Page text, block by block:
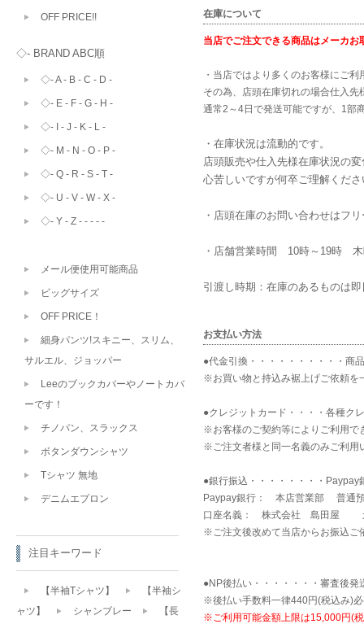
在庫について
当店でご注文できる商品はメーカ
・当店ではより多くのお客様にご
その為、店頭在庫切れの場合仕入
通常2～4日で発送可能ですが、1部
・在庫状況は流動的です。
店頭販売や仕入先様在庫状況の
心苦しいですが何卒ご理解くだ
・店頭在庫のお問い合わせはフ
・店舗営業時間 10時～19時 木
引渡し時期：在庫のあるものは
お支払い方法
●代金引換・・・・・・・・・・商
※お買い物と持込み裾上げご依頼を
●クレジットカード・・・・各種ク
※お客様のご契約等によりご利用で
※ご注文者様と同一名義のみご利用
●銀行振込・・・・・・・・Paypay
Paypay銀行： 本店営業部 普
口座名義： 株式会社 島田屋
※ご注文後改めて当店からお振込ご
●NP後払い・・・・・・・審査後
※後払い手数料一律440円(税込み)
※ご利用可能金額上限は15,000円(
OFF PRICE!!
◇- BRAND ABC順
◇- A - B - C - D -
◇- E - F - G - H -
◇- I - J - K - L -
◇- M - N - O - P -
◇- Q - R - S - T -
◇- U - V - W - X -
◇- Y - Z - - - - -
メール便使用可能商品
ビッグサイズ
OFF PRICE！
細身パンツ!スキニー、スリム、
サルエル、ジョッパー
Leeのブックカバーやノートカバ
ーです！
チノパン、スラックス
ボタンダウンシャツ
Tシャツ 無地
デニムエプロン
注目キーワード
【半袖Tシャツ】
【半袖シ
ャツ】
シャンブレー
【長